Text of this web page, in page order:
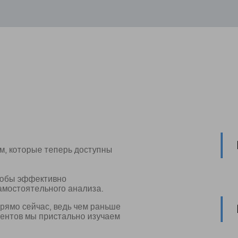
которые теперь доступны
эффективно
анализа.
сейчас, ведь чем раньше
мы пристально изучаем